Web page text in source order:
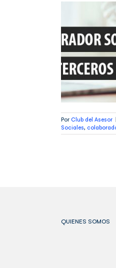
Por Club del Asesor |
Sociales,
QUIENES SOMOS